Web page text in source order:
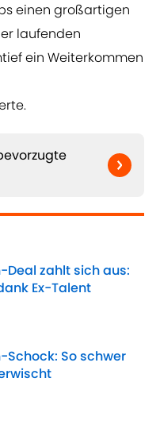
einen großartigen
laufenden
ein Weiterkommen
Deal zahlt sich aus:
Ex-Talent
So schwer